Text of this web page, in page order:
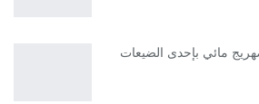
مائي بإحدى الضيعات